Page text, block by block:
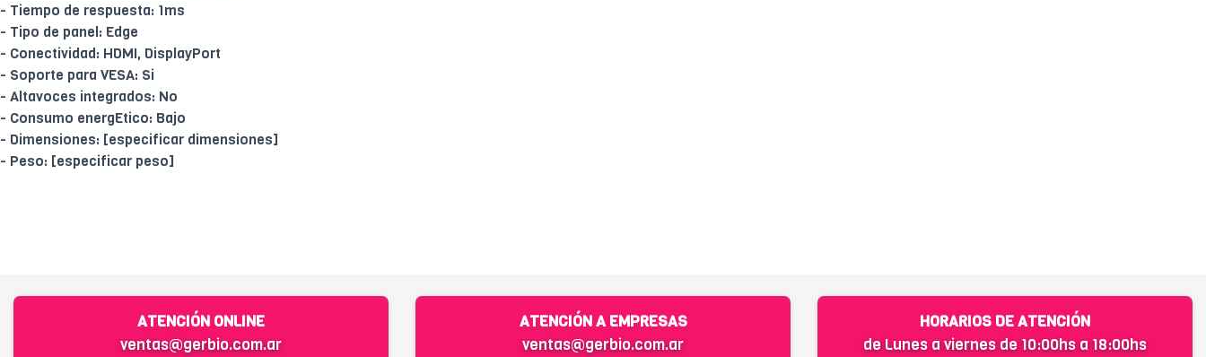
- Tiempo de respuesta: 1ms
- Tipo de panel: Edge
- Conectividad: HDMI, DisplayPort
- Soporte para VESA: Si
- Altavoces integrados: No
- Consumo energEtico: Bajo
- Dimensiones: [especificar dimensiones]
- Peso: [especificar peso]
ATENCIÓN ONLINE
ventas@gerbio.com.ar
ATENCIÓN A EMPRESAS
ventas@gerbio.com.ar
HORARIOS DE ATENCIÓN
de Lunes a viernes de 10:00hs a 18:00hs